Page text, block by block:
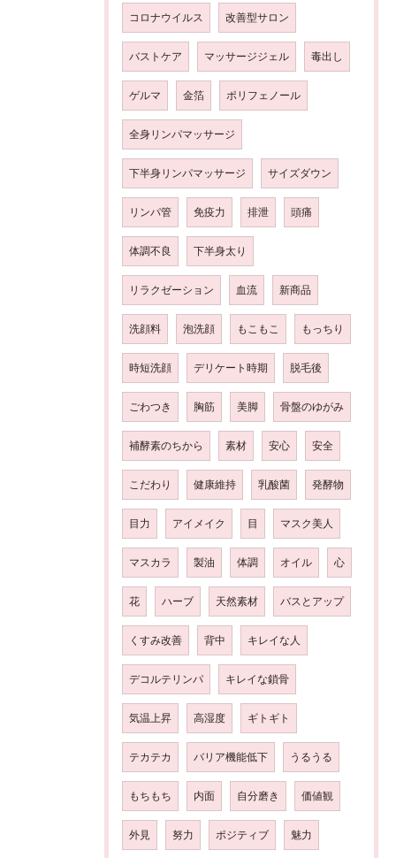
コロナウイルス 改善型サロン
バストケア マッサージジェル 毒出し
ゲルマ 金箔 ポリフェノール
全身リンパマッサージ
下半身リンパマッサージ サイズダウン
リンパ管 免疫力 排泄 頭痛
体調不良 下半身太り
リラクゼーション 血流 新商品
洗顔料 泡洗顔 もこもこ もっちり
時短洗顔 デリケート時期 脱毛後
ごわつき 胸筋 美脚 骨盤のゆがみ
補酵素のちから 素材 安心 安全
こだわり 健康維持 乳酸菌 発酵物
目力 アイメイク 目 マスク美人
マスカラ 製油 体調 オイル 心
花 ハーブ 天然素材 バスとアップ
くすみ改善 背中 キレイな人
デコルテリンパ キレイな鎖骨
気温上昇 高湿度 ギトギト
テカテカ バリア機能低下 うるうる
もちもち 内面 自分磨き 価値観
外見 努力 ポジティブ 魅力